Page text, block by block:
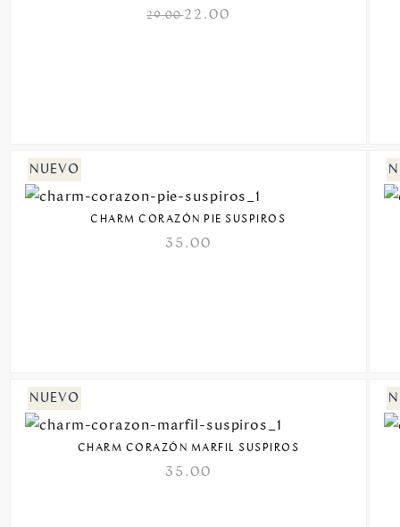
29.0022.00
CHARM CORAZÓN PIE SUSPIROS
35.00
CHARM CORAZÓN MARFIL SUSPIROS
35.00